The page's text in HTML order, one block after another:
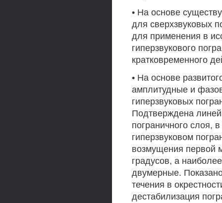
• На основе
для сверхзвуковых
для применения в
гиперзвукового
кратковременного
• На основе
амплитудные и
гиперзвуковых
Подтверждена
пограничного слоя,
гиперзвуковом
возмущения первой
градусов, а
двумерные.
течения в
дестабилизация